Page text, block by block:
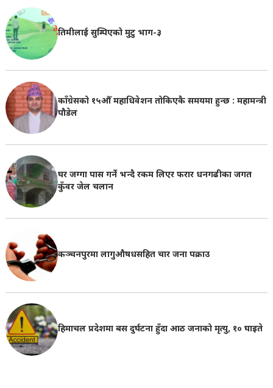
तिमीलाई सुम्पिएको मुटु भाग-३
काँग्रेसको १५औँ महाधिवेशन तोकिएकै समयमा हुन्छ : महामन्त्री
पौडेल
घर जग्गा पास गर्ने भन्दै रकम लिएर फरार धनगढीका जगत
कुँवर जेल चलान
कञ्चनपुरमा लागुऔषधसहित चार जना पक्राउ
हिमाचल प्रदेशमा बस दुर्घटना हुँदा आठ जनाको मृत्यु, १० घाइते